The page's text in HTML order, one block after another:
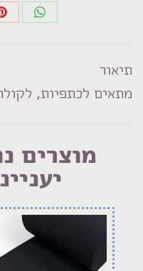
Share
תיאור
מתאים לכתפיות,
מוצרים